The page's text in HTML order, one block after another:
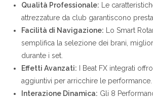
Qualità Professionale: Le
attrezzature da club garantiscono
Facilità di Navigazione: Lo Smart
semplifica la selezione dei brani,
durante i set.
Effetti Avanzati: I Beat FX integrati
aggiuntivi per arricchire le performance.
Interazione Dinamica: Gli 8